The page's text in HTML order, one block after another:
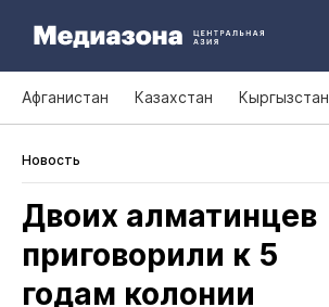
Афганистан Казахстан Кыргызстан
Новость
Двоих алматинцев
приговорили к 5
годам колонии